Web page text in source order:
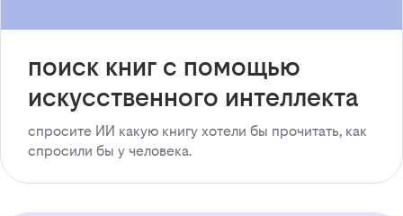
поиск книг с помощью
искусственного интеллекта
спросите ИИ какую книгу хотели бы прочитать, как
спросили бы у человека.